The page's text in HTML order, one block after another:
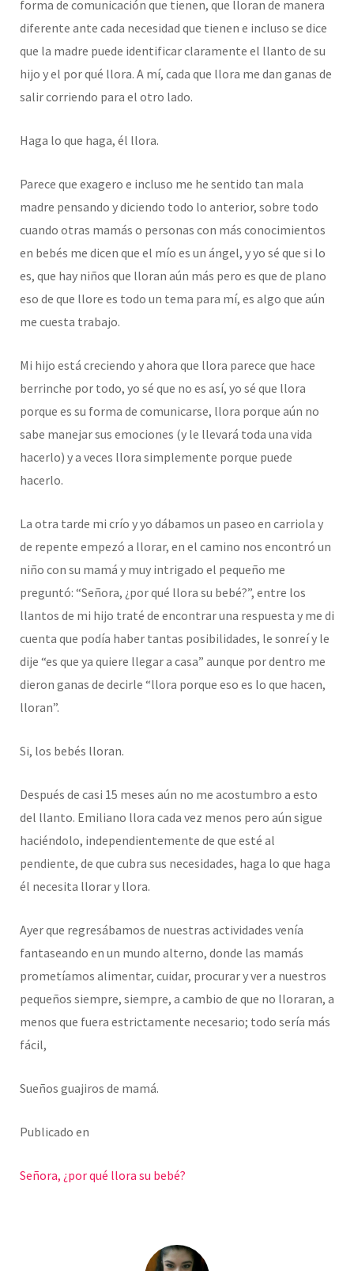
forma de comunicación que tienen, que lloran de manera
diferente ante cada necesidad que tienen e incluso se dice
que la madre puede identificar claramente el llanto de su
hijo y el por qué llora. A mí, cada que llora me dan ganas de
salir corriendo para el otro lado.
Haga lo que haga, él llora.
Parece que exagero e incluso me he sentido tan mala
madre pensando y diciendo todo lo anterior, sobre todo
cuando otras mamás o personas con más conocimientos
en bebés me dicen que el mío es un ángel, y yo sé que si lo
es, que hay niños que lloran aún más pero es que de plano
eso de que llore es todo un tema para mí, es algo que aún
me cuesta trabajo.
Mi hijo está creciendo y ahora que llora parece que hace
berrinche por todo, yo sé que no es así, yo sé que llora
porque es su forma de comunicarse, llora porque aún no
sabe manejar sus emociones (y le llevará toda una vida
hacerlo) y a veces llora simplemente porque puede
hacerlo.
La otra tarde mi crío y yo dábamos un paseo en carriola y
de repente empezó a llorar, en el camino nos encontró un
niño con su mamá y muy intrigado el pequeño me
preguntó: “Señora, ¿por qué llora su bebé?”, entre los
llantos de mi hijo traté de encontrar una respuesta y me di
cuenta que podía haber tantas posibilidades, le sonreí y le
dije “es que ya quiere llegar a casa” aunque por dentro me
dieron ganas de decirle “llora porque eso es lo que hacen,
lloran”.
Si, los bebés lloran.
Después de casi 15 meses aún no me acostumbro a esto
del llanto. Emiliano llora cada vez menos pero aún sigue
haciéndolo, independientemente de que esté al
pendiente, de que cubra sus necesidades, haga lo que haga
él necesita llorar y llora.
Ayer que regresábamos de nuestras actividades venía
fantaseando en un mundo alterno, donde las mamás
prometíamos alimentar, cuidar, procurar y ver a nuestros
pequeños siempre, siempre, a cambio de que no lloraran, a
menos que fuera estrictamente necesario; todo sería más
fácil,
Sueños guajiros de mamá.
Publicado en
Señora, ¿por qué llora su bebé?